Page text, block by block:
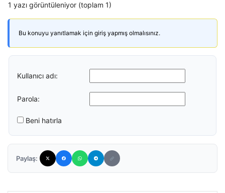
1 yazı görüntüleniyor (toplam 1)
Bu konuyu yanıtlamak için giriş yapmış olmalısınız.
Kullanıcı adı:
Parola:
Beni hatırla
Paylaş: